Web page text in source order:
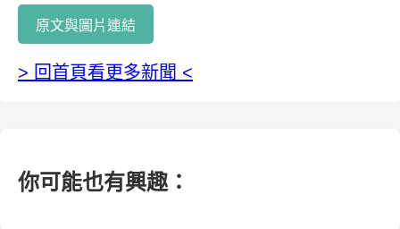
原文與圖片連結
> 回首頁看更多新聞 <
你可能也有興趣：